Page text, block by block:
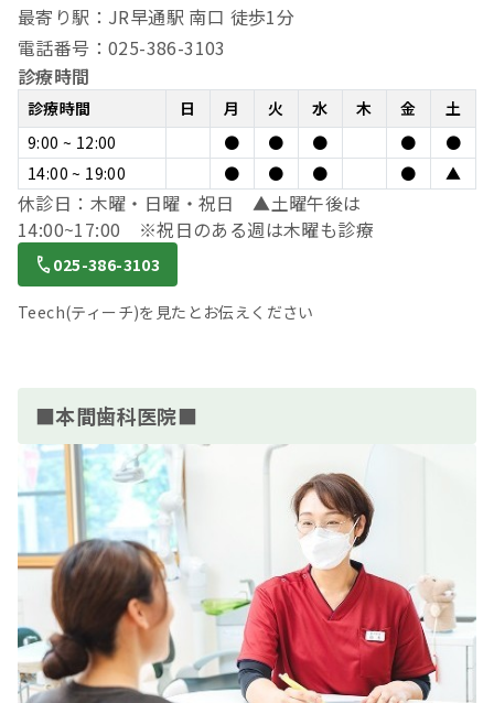
最寄り駅：JR早通駅 南口 徒歩1分
電話番号：025-386-3103
診療時間
診療時間 日 月 火 水 木 金
土
9:00 ~ 12:00
● ● ● ●
●
14:00 ~ 19:00
● ● ● ● ▲
休診日：木曜・日曜・祝日 ▲土曜午後は
14:00~17:00 ※祝日のある週は木曜も診療
025-386-3103
Teech(ティーチ)を見たとお伝えください
■本間歯科医院■